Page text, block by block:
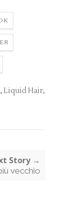
, Liquid Hair,
Story →
vecchio